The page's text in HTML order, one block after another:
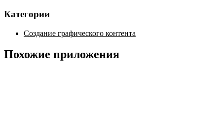
Категории
Создание графического контента
Похожие приложения